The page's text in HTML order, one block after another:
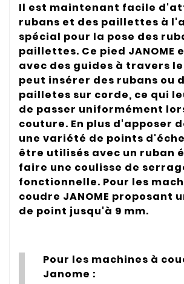
Il est maintenant facile
rubans et des paillettes à
spécial pour la pose des
paillettes. Ce pied JANOME
avec des guides à travers
peut insérer des rubans ou
pailletes sur corde, ce qui
de passer uniformément
couture. En plus d'apposer
une variété de points
être utilisés avec un ruban
faire une coulisse de
fonctionnelle. Pour les
coudre JANOME proposant
de point jusqu'à 9 mm.
Pour les machines à
Janome :